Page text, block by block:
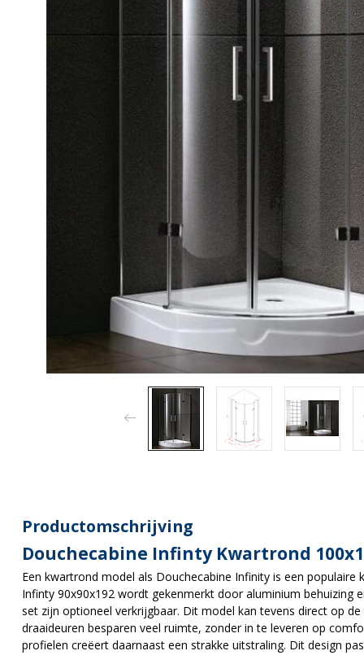
Productomschrijving
Douchecabine Infinty Kwartrond
Een kwartrond model als Douchecabine Infinity is een populaire
Infinty 90x90x192 wordt gekenmerkt door aluminium behuizing
set zijn optioneel verkrijgbaar. Dit model kan tevens direct op
draaideuren besparen veel ruimte, zonder in te leveren op
profielen creëert daarnaast een strakke uitstraling. Dit design